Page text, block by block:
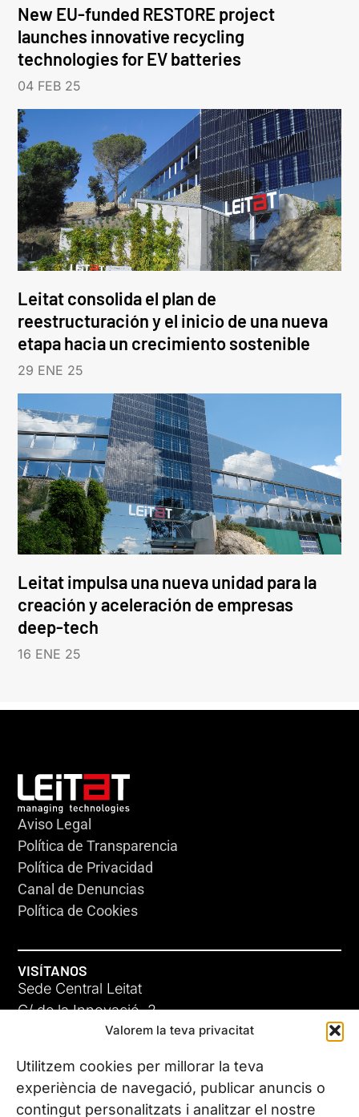
Valorem la teva privacitat
Utilitzem cookies per millorar la teva
experiència de navegació, publicar anuncis o
contingut personalitzats i analitzar el nostre
New EU-funded RESTORE project
launches innovative recycling
technologies for EV batteries
04 FEB 25
Leitat consolida el plan de
reestructuración y el inicio de una nueva
etapa hacia un crecimiento sostenible
29 ENE 25
Leitat impulsa una nueva unidad para la
creación y aceleración de empresas
deep-tech
16 ENE 25
Aviso Legal
Política de Transparencia
Política de Privacidad
Canal de Denuncias
Política de Cookies
VISÍTANOS
Sede Central Leitat
C/ de la Innovació, 2
08225 Terrassa, (Barcelona)
Conoce todas nuestras sedes